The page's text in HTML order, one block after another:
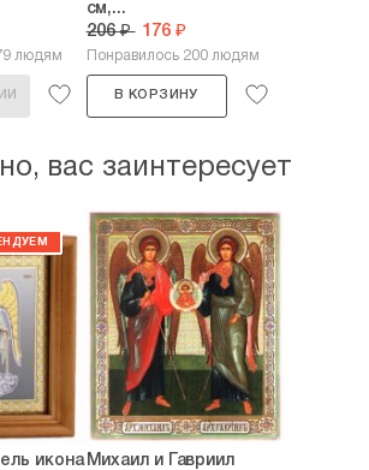
людям
см,...
206 ₽ 176 ₽
Понравилось 200 людям
В КОРЗИНУ
вас заинтересует
икона Михаил и Гавриил